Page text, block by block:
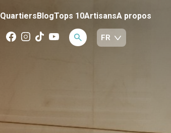
QuartiersBlogTops 10ArtisansA propos